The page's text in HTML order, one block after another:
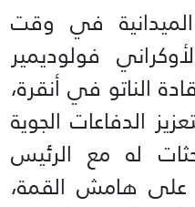
في وقت
فولوديمير
الناتو في أنقرة،
الدفاعات الجوية
له مع الرئيس
على هامش القمة،